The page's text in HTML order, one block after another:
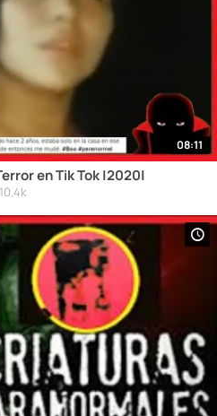
08:11
en Tik Tok |2020|
10.4k